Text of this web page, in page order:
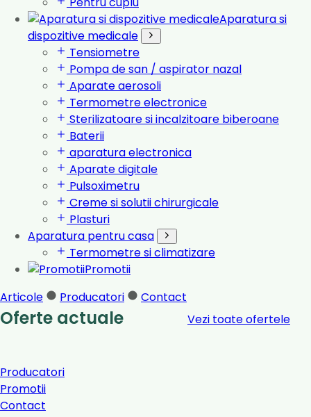
Aparatura si
dispozitive medicale
Tensiometre
Pompa de san / aspirator nazal
Aparate aerosoli
Termometre electronice
Sterilizatoare si incalzitoare biberoane
Baterii
aparatura electronica
Aparate digitale
Pulsoximetru
Creme si solutii chirurgicale
Plasturi
Aparatura pentru casa
Termometre si climatizare
Promotii
Articole
Producatori Contact
Oferte actuale Vezi toate ofertele
Producatori
Promotii
Contact